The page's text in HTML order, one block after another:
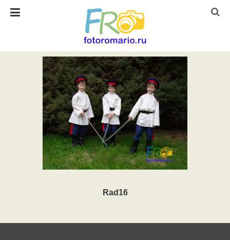
Rad16